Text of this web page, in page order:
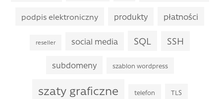
podpis elektroniczny produkty płatności
reseller social media SQL SSH
subdomeny szablon wordpress
szaty graficzne telefon TLS